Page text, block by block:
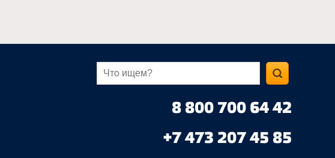
8 800 700 64 42
+7 473 207 45 85